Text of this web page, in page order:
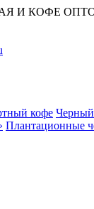
И КОФЕ
кофе
Плантационные